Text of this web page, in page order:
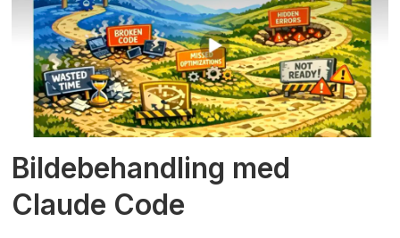
Bildebehandling med
Claude Code